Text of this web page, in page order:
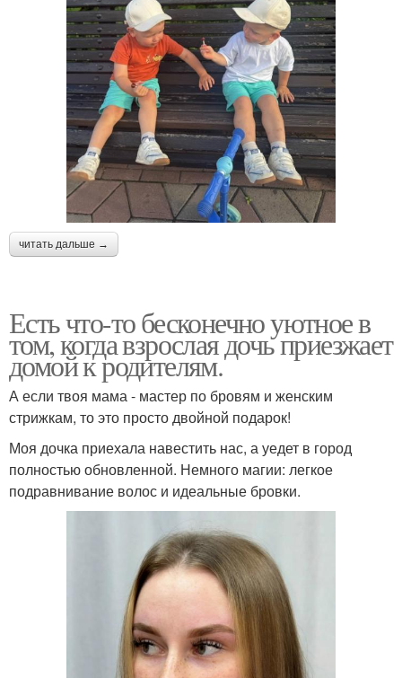
читать дальше →
Есть что-то бесконечно уютное в
том, когда взрослая дочь приезжает
домой к родителям.
А если твоя мама - мастер по бровям и женским
стрижкам, то это просто двойной подарок!
Моя дочка приехала навестить нас, а уедет в город
полностью обновленной. Немного магии: легкое
подравнивание волос и идеальные бровки.